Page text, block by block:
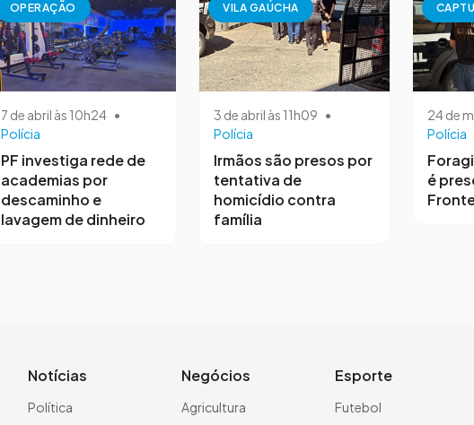
OPERAÇÃO
7 de abril às 10h24 •
Polícia
PF investiga rede de
academias por
descaminho e
lavagem de dinheiro
VILA GAÚCHA
3 de abril às 11h09 •
Polícia
Irmãos são presos por
tentativa de
homicídio contra
família
24 de
Polícia
é
Notícias
Política
Negócios
Agricultura
Esporte
Futebol